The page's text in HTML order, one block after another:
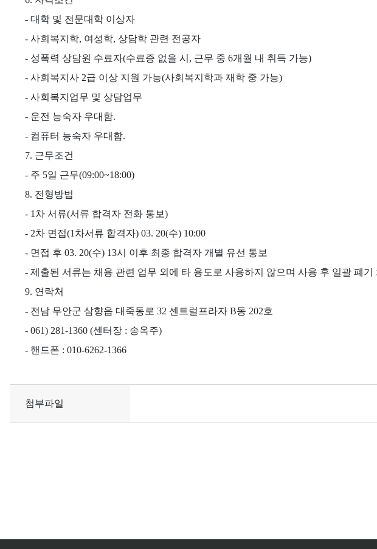
- 대학 및 전문대학 이상자
- 사회복지학, 여성학, 상담학 관련 전공자
- 성폭력 상담원 수료자(수료증 없을 시, 근무 중 6개월 내 취득 가능)
- 사회복지사 2급 이상 지원 가능(사회복지학과 재학 중 가능)
- 사회복지업무 및 상담업무
- 운전 능숙자 우대함.
- 컴퓨터 능숙자 우대함.
7. 근무조건
- 주 5일 근무(09:00~18:00)
8. 전형방법
- 1차 서류(서류 합격자 전화 통보)
- 2차 면접(1차서류 합격자) 03. 20(수) 10:00
- 면접 후 03. 20(수) 13시 이후 최종 합격자 개별 유선 통보
- 제출된 서류는 채용 관련 업무 외에 타 용도로 사용하지 않으며 사용 후 일괄 폐기
9. 연락처
- 전남 무안군 삼향읍 대죽동로 32 센트럴프라자 B동 202호
- 061) 281-1360 (센터장 : 송옥주)
- 핸드폰 : 010-6262-1366
첨부파일